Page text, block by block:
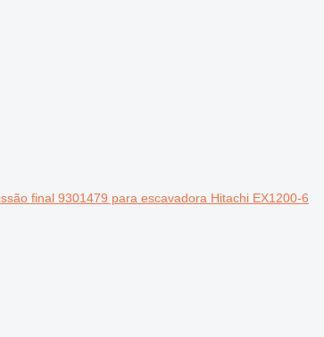
final 9301479 para escavadora Hitachi EX1200-6